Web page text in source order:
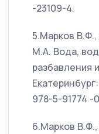
-23109-4.
5.Марков
М.А. Вода,
разбавления
978-5-91774 -
6.Марков